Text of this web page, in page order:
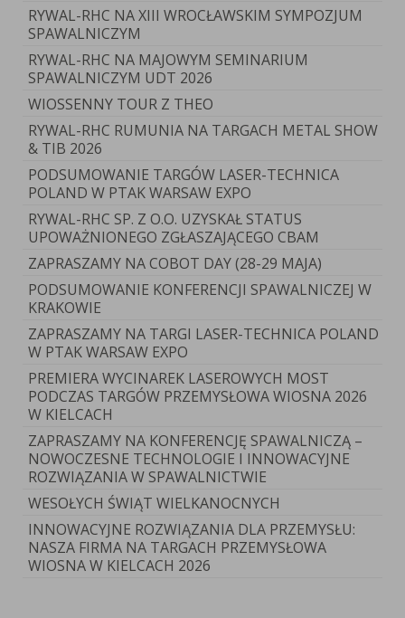
RYWAL-RHC NA XIII WROCŁAWSKIM SYMPOZJUM
SPAWALNICZYM
RYWAL-RHC NA MAJOWYM SEMINARIUM
SPAWALNICZYM UDT 2026
WIOSSENNY TOUR Z THEO
RYWAL-RHC RUMUNIA NA TARGACH METAL SHOW
& TIB 2026
PODSUMOWANIE TARGÓW LASER-TECHNICA
POLAND W PTAK WARSAW EXPO
RYWAL-RHC SP. Z O.O. UZYSKAŁ STATUS
UPOWAŻNIONEGO ZGŁASZAJĄCEGO CBAM
ZAPRASZAMY NA COBOT DAY (28-29 MAJA)
PODSUMOWANIE KONFERENCJI SPAWALNICZEJ W
KRAKOWIE
ZAPRASZAMY NA TARGI LASER-TECHNICA POLAND
W PTAK WARSAW EXPO
PREMIERA WYCINAREK LASEROWYCH MOST
PODCZAS TARGÓW PRZEMYSŁOWA WIOSNA 2026
W KIELCACH
ZAPRASZAMY NA KONFERENCJĘ SPAWALNICZĄ –
NOWOCZESNE TECHNOLOGIE I INNOWACYJNE
ROZWIĄZANIA W SPAWALNICTWIE
WESOŁYCH ŚWIĄT WIELKANOCNYCH
INNOWACYJNE ROZWIĄZANIA DLA PRZEMYSŁU:
NASZA FIRMA NA TARGACH PRZEMYSŁOWA
WIOSNA W KIELCACH 2026